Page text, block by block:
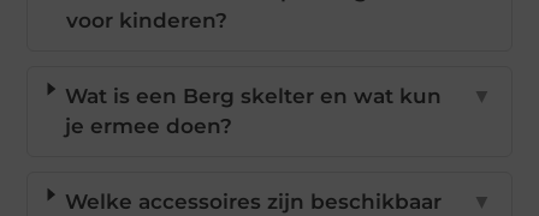
voor kinderen?
Wat is een Berg skelter en wat kun
je ermee doen?
▼
Welke accessoires zijn beschikbaar
▼